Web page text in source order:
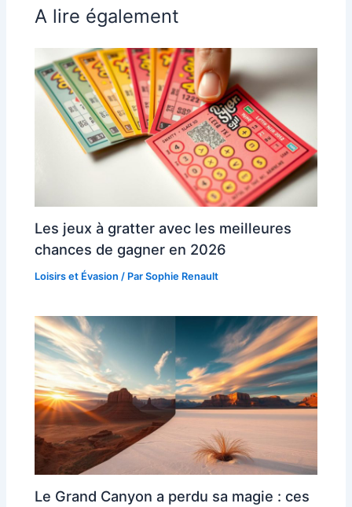
A lire également
Les jeux à gratter avec les meilleures
chances de gagner en 2026
Loisirs et Évasion / ParSophie Renault
Le Grand Canyon a perdu sa magie : ces